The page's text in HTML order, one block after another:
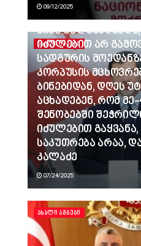
09/12/2025
ᲐᲮᲐᲚᲘ ᲐᲛᲑᲔᲑᲘ
ვინც
იძულებით არ
სადგურის
კორპუსის
ბინებიდან, დღეს
აცხადებენ, რომ
შენობებში
იძულებით
საკუთრება არაა,
კალაძე
07/24/2025
ᲐᲮᲐᲚᲘ ᲐᲛᲑᲔᲑᲘ